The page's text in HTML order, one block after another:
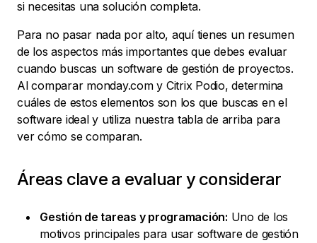
si necesitas una solución completa.
Para no pasar nada por alto, aquí tienes un resumen
de los aspectos más importantes que debes evaluar
cuando buscas un software de gestión de proyectos.
Al comparar monday.com y Citrix Podio, determina
cuáles de estos elementos son los que buscas en el
software ideal y utiliza nuestra tabla de arriba para
ver cómo se comparan.
Áreas clave a evaluar y considerar
Gestión de tareas y programación: Uno de los
motivos principales para usar software de gestión